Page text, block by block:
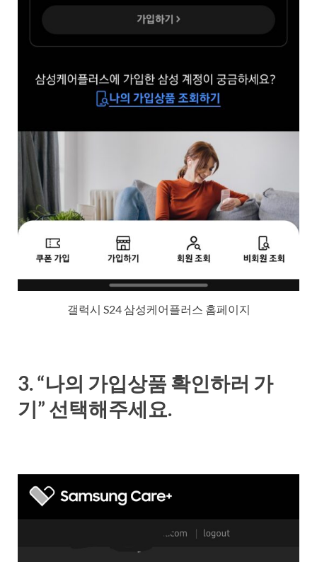
갤럭시 S24 삼성케어플러스 홈페이지
3. “나의 가입상품 확인하러 가
기” 선택해주세요.